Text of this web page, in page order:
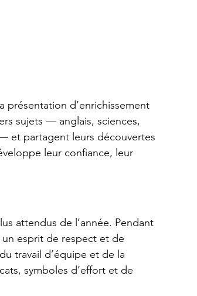
présentation d’enrichissement
sujets — anglais, sciences,
et partagent leurs découvertes
leur confiance, leur
attendus de l’année. Pendant
un esprit de respect et de
travail d’équipe et de la
symboles d’effort et de